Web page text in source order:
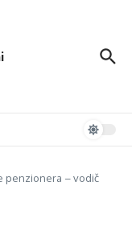
penzionera – vodič